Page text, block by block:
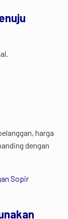
harga
dengan
Sopir